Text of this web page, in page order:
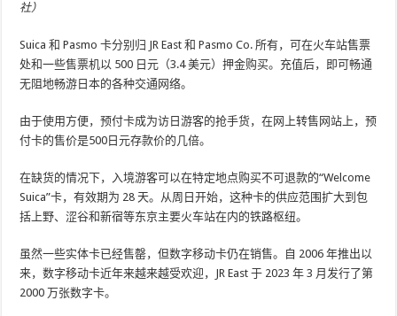
社）
Suica 和 Pasmo 卡分别归 JR East 和 Pasmo Co. 所有，可在火车站售票
处和一些售票机以 500 日元（3.4 美元）押金购买。充值后，即可畅通
无阻地畅游日本的各种交通网络。
由于使用方便，预付卡成为访日游客的抢手货，在网上转售网站上，预
付卡的售价是500日元存款价的几倍。
在缺货的情况下，入境游客可以在特定地点购买不可退款的“Welcome
Suica”卡，有效期为 28 天。从周日开始，这种卡的供应范围扩大到包
括上野、涩谷和新宿等东京主要火车站在内的铁路枢纽。
虽然一些实体卡已经售罄，但数字移动卡仍在销售。自 2006 年推出以
来，数字移动卡近年来越来越受欢迎，JR East 于 2023 年 3 月发行了第
2000 万张数字卡。